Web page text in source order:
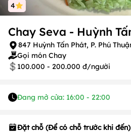
4
Chay Seva - Huỳnh
847 Huỳnh Tấn Phát, P. Phú
Gọi món Chay
100.000 - 200.000 đ/người
Đang mở cửa: 16:00 - 22:00
Đặt chỗ (Để có chỗ trước khi đến)